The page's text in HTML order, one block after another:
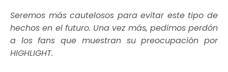
Seremos más cautelosos para evitar este tipo de
hechos en el futuro. Una vez más, pedimos perdón
a los fans que muestran su preocupación por
HIGHLIGHT.